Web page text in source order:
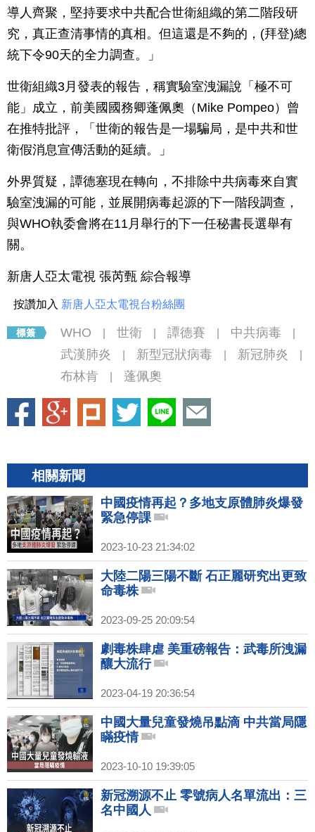
導人齊聚，堅持要求中共配合世衛組織的第二階段研
究，真正查清事情的真相。但這還是不夠的，(拜登)總
統下令90天的全力調查。」
世衛組織3月發表的報告，稱實驗室洩漏說「極不可
能」成立，前美國國務卿蓬佩奧（Mike Pompeo）曾
在推特批評，「世衛的報告是一場騙局，是中共和世
衛假消息宣傳活動的延續。」
外界質疑，譚德塞現在轉向，不排除中共病毒來自實
驗室洩漏的可能，並展開病毒起源的下一階段調查，
與WHO執委會將在11月舉行的下一任秘書長選舉有
關。
新唐人亞太電視 張芮甄 綜合報導
按讚加入 新唐人亞太電視台粉絲團
WHO 世衛 譚德賽 中共病毒
武漢肺炎 新型冠狀病毒 新冠肺炎
布林肯 蓬佩奧
相關新聞
中國疫情再起？多地支原體肺炎爆發
緊急停課
2023-10-23 21:34:02
大陸二陽三陽不斷 石正麗研究出更致
命毒株
2023-09-25 20:09:54
劇毒株肆虐 美重磅報告：武毒所洩漏
釀大流行
2023-04-19 20:36:54
中國大量兒童發燒吊點滴 中共當局隱
瞞疫情
2023-10-10 19:39:05
新冠溯源不止 零號病人名單流出：三
名中國人